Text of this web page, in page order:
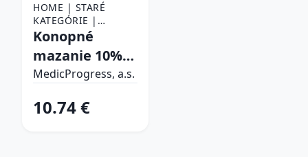
HOME | STARÉ
KATEGÓRIE |
KOZMETIKA,
DROGÉRIA |
PRÍRODNÉ MASTI,
GÉLY, OLEJE, SILICE |
KONSKÉ A KONOPNÉ
MASTI
Konopné
mazanie 10%
konopného
MedicProgress, a.s.
10.74 €